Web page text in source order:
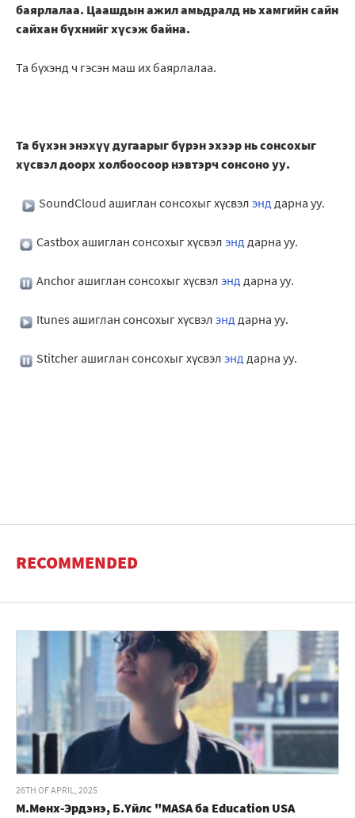
баярлалаа. Цаашдын ажил амьдралд нь хамгийн сайн
сайхан бүхнийг хүсэж байна.
Та бүхэнд ч гэсэн маш их баярлалаа.
Та бүхэн энэхүү дугаарыг бүрэн эхээр нь сонсохыг
хүсвэл доорх холбоосоор нэвтэрч сонсоно уу.
SoundCloud ашиглан сонсохыг хүсвэл энддарна уу.
Castbox ашиглан сонсохыг хүсвэл энддарна уу.
Anchor ашиглан сонсохыг хүсвэл энддарна уу.
Itunes ашиглан сонсохыг хүсвэл энддарна уу.
Stitcher ашиглан сонсохыг хүсвэл энддарна уу.
RECOMMENDED
26TH OF APRIL, 2025
М.Мөнх-Эрдэнэ, Б.Үйлс "MASA ба Education USA